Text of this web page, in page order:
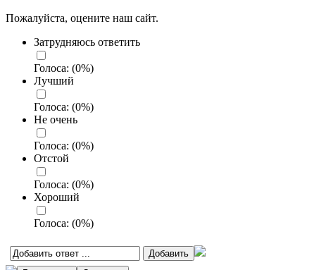
Пожалуйста, оцените наш сайт.
Затрудняюсь ответить
Голоса: (0%)
Лучший
Голоса: (0%)
Не очень
Голоса: (0%)
Отстой
Голоса: (0%)
Хороший
Голоса: (0%)